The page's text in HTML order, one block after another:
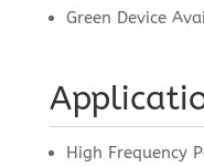
Green Device
High Frequency